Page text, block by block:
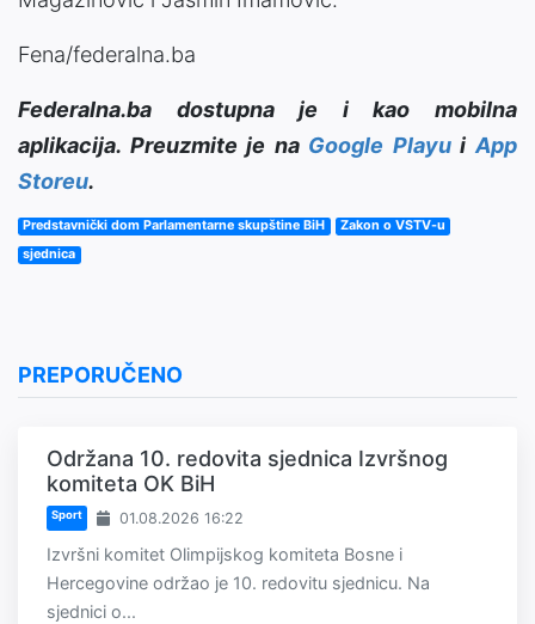
Fena/federalna.ba
Federalna.ba dostupna je i kao mobilna
aplikacija. Preuzmite je na Google PlayuiApp
Storeu.
Predstavnički dom Parlamentarne skupštine BiH
Zakon o VSTV-u
sjednica
PREPORUČENO
Održana 10. redovita sjednica Izvršnog
komiteta OK BiH
Sport 01.08.2026 16:22
Izvršni komitet Olimpijskog komiteta Bosne i
Hercegovine održao je 10. redovitu sjednicu. Na
sjednici o...